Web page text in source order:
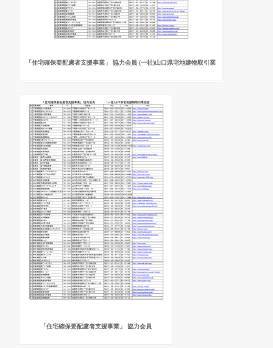
「住宅確保要配慮者支援事業」 協力会員 (一社)山口県宅地建物取引業
「住宅確保要配慮者支援事業」 協力会員